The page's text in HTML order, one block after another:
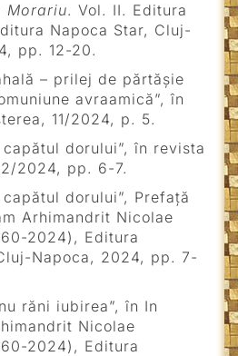
Morariu. Vol. II. Editura
Napoca Star, Cluj-
pp. 12-20.
– prilej de părtășie
avraamică”, în
11/2024, p. 5.
capătul dorului”, în revista
2024, pp. 6-7.
dorului”, Prefață
Arhimandrit Nicolae
2024), Editura
Napoca, 2024, pp. 7-
răni iubirea”, în In
Nicolae
2024), Editura